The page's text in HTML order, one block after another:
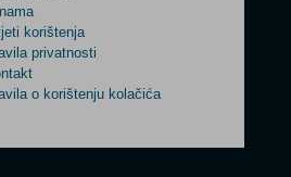
korištenja
privatnosti
o korištenju kolačića